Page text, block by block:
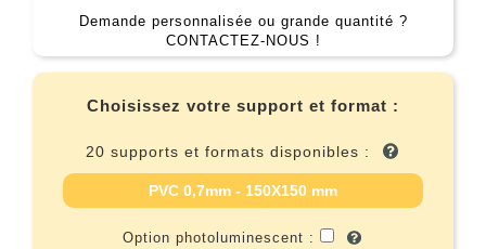
Demande personnalisée ou grande quantité ?
CONTACTEZ-NOUS !
Choisissez votre support et format :
20 supports et formats disponibles :
PVC 0,7mm - 150X150 mm
Option photoluminescent :